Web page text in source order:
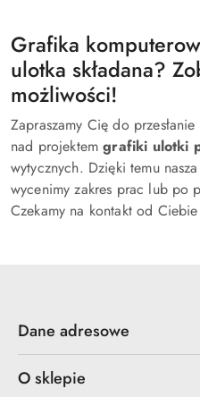
Grafika
ulotka składana?
możliwości!
Zapraszamy Cię do
nad projektemgrafiki ulotki
wytycznych. Dzięki temu
wycenimy zakres prac lub po
Czekamy na kontakt od
Dane adresowe
O sklepie